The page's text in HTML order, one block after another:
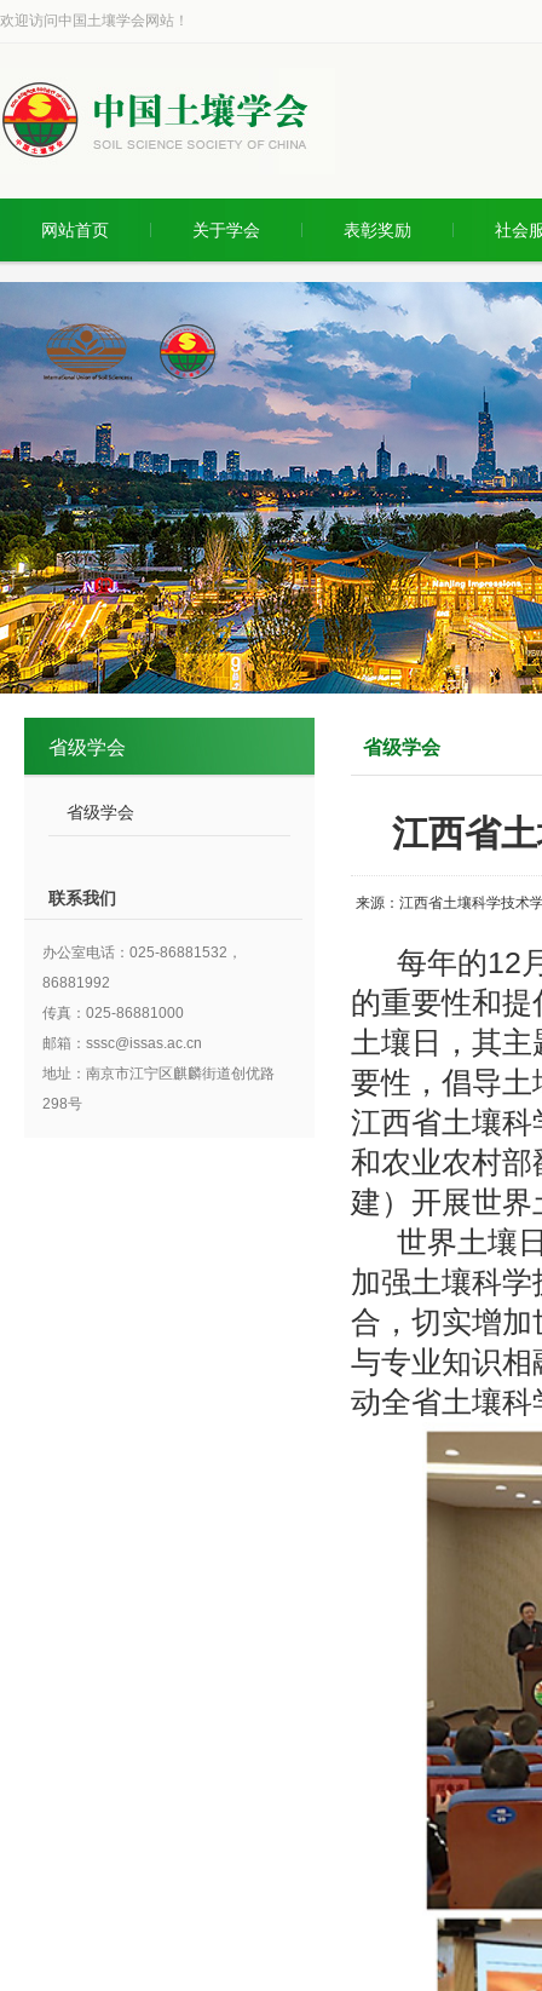
欢迎访问中国土壤学会网站！
网站首页 关于学会 表彰奖励 社会
省级学会
省级学会
联系我们
办公室电话：025-86881532，
86881992
传真：025-86881000
邮箱：sssc@issas.ac.cn
地址：南京市江宁区麒麟街道创优路
298号
省级学会
江西省
来源：江西省土壤科学技术
每年的12
的重要性和
土壤日，其主
要性，倡导
江西省土壤
和农业农村
建）开展世
世界土壤
加强土壤科
合，切实增
与专业知识
动全省土壤